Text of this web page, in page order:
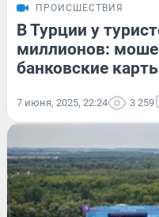
ПРОИСШЕСТВИЯ
В Турции у
миллионов:
банковские
7 июня, 2025, 22:24 3 259